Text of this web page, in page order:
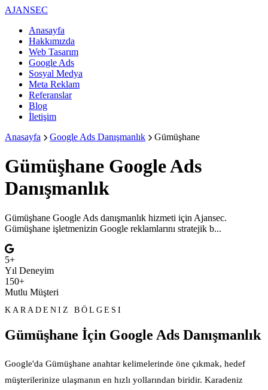
AJANSEC
Anasayfa
Hakkımızda
Web Tasarım
Google Ads
Sosyal Medya
Meta Reklam
Referanslar
Blog
İletişim
Anasayfa
Google Ads Danışmanlık Gümüşhane
Gümüşhane Google Ads
Danışmanlık
Gümüşhane Google Ads danışmanlık hizmeti için Ajansec.
Gümüşhane işletmenizin Google reklamlarını stratejik b...
5+
Yıl Deneyim
150+
Mutlu Müşteri
KARADENIZ BÖLGESI
Gümüşhane İçin Google Ads Danışmanlık
Google'da Gümüşhane anahtar kelimelerinde öne çıkmak, hedef
müşterilerinize ulaşmanın en hızlı yollarından biridir. Karadeniz